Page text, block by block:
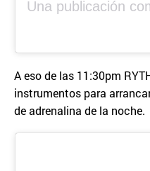
A eso de las 11:30pm
instrumentos para
de adrenalina de la noche.